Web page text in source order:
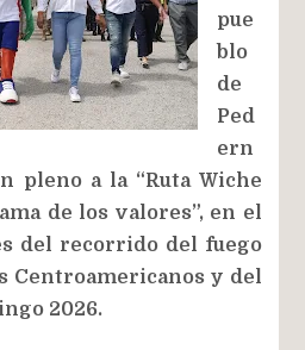
pue
blo
de
Ped
ern
pleno a la “Ruta Wiche
de los valores”, en el
del recorrido del fuego
Centroamericanos y del
2026.